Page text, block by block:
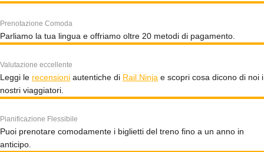
Prenotazione Comoda
Parliamo la tua lingua e offriamo oltre 20 metodi di pagamento.
Valutazione eccellente
Leggi le recensioni autentiche di Rail Ninja e scopri cosa dicono di noi i
nostri viaggiatori.
Pianificazione Flessibile
Puoi prenotare comodamente i biglietti del treno fino a un anno in
anticipo.